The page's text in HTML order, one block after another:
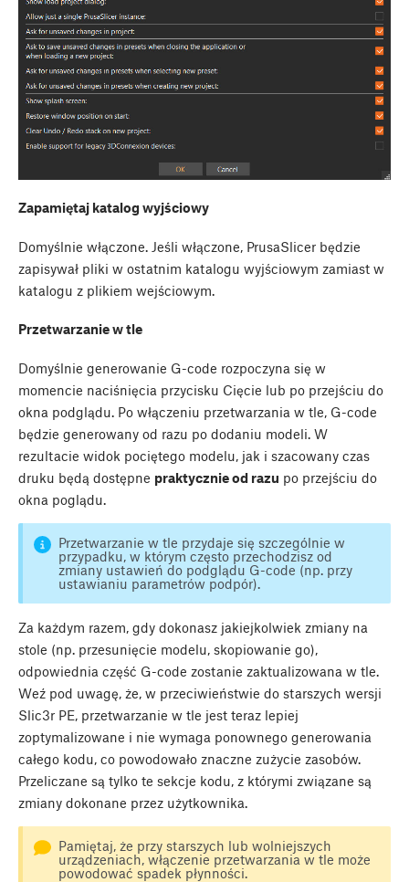
Zapamiętaj katalog wyjściowy
Domyślnie włączone. Jeśli włączone, PrusaSlicer będzie
zapisywał pliki w ostatnim katalogu wyjściowym zamiast w
katalogu z plikiem wejściowym.
Przetwarzanie w tle
Domyślnie generowanie G-code rozpoczyna się w
momencie naciśnięcia przycisku Cięcie lub po przejściu do
okna podglądu. Po włączeniu przetwarzania w tle, G-code
będzie generowany od razu po dodaniu modeli. W
rezultacie widok pociętego modelu, jak i szacowany czas
druku będą dostępne praktycznie od razu po przejściu do
okna poglądu.
Przetwarzanie w tle przydaje się szczególnie w
przypadku, w którym często przechodzisz od
zmiany ustawień do podglądu G-code (np. przy
ustawianiu parametrów podpór).
Za każdym razem, gdy dokonasz jakiejkolwiek zmiany na
stole (np. przesunięcie modelu, skopiowanie go),
odpowiednia część G-code zostanie zaktualizowana w tle.
Weź pod uwagę, że, w przeciwieństwie do starszych wersji
Slic3r PE, przetwarzanie w tle jest teraz lepiej
zoptymalizowane i nie wymaga ponownego generowania
całego kodu, co powodowało znaczne zużycie zasobów.
Przeliczane są tylko te sekcje kodu, z którymi związane są
zmiany dokonane przez użytkownika.
Pamiętaj, że przy starszych lub wolniejszych
urządzeniach, włączenie przetwarzania w tle może
powodować spadek płynności.